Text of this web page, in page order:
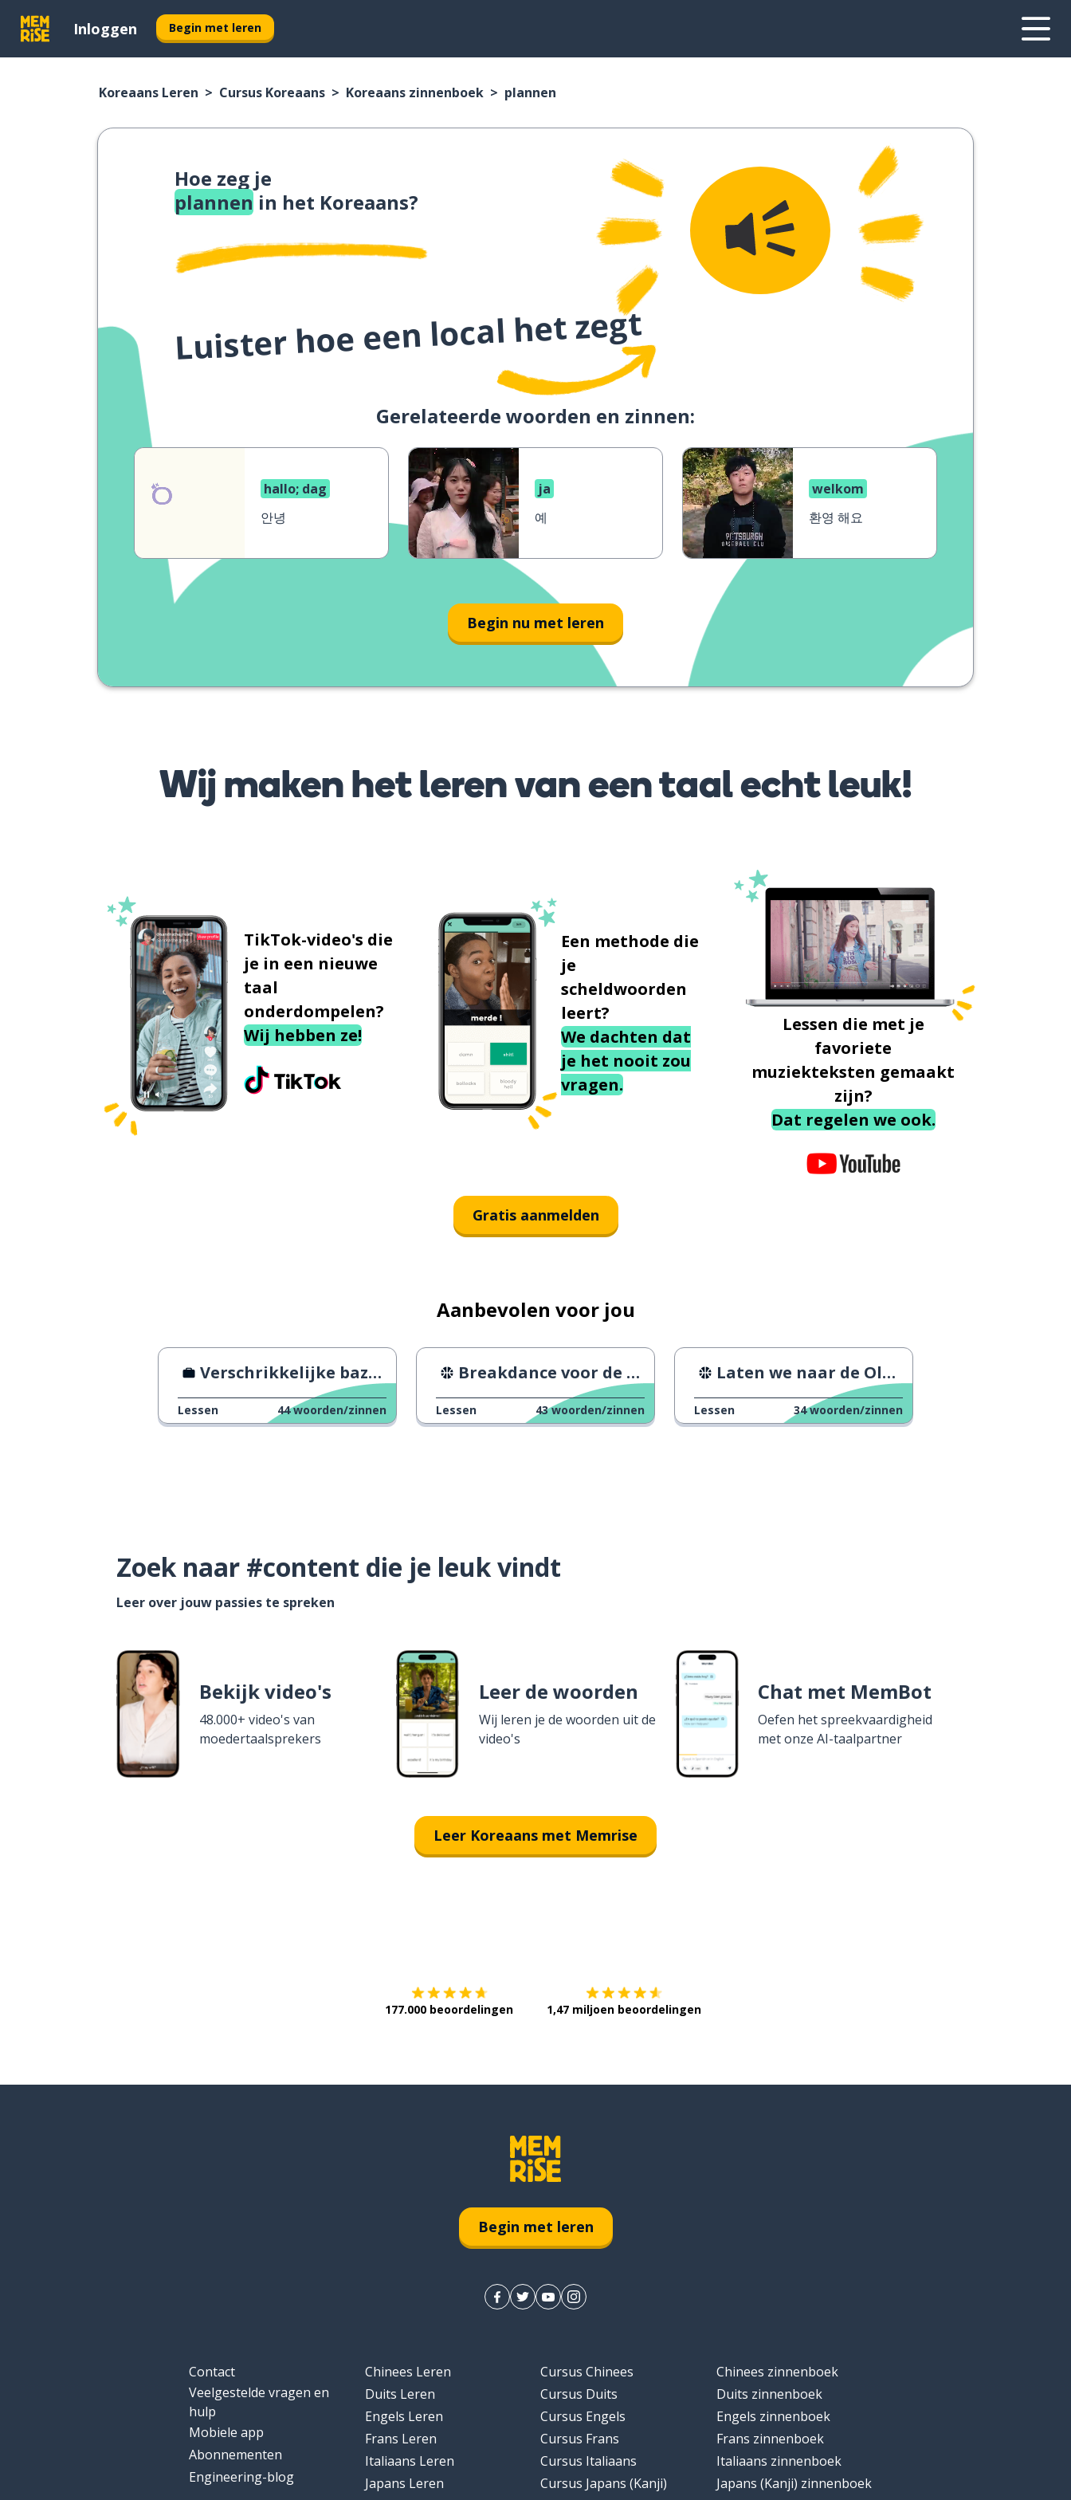
Inloggen Begin met leren
Koreaans Leren Cursus Koreaans Koreaans zinnenboek plannen
Hoe zeg je
plannen in het Koreaans?
Luister hoe een local het zegt
Gerelateerde woorden en zinnen:
hallo; dag
안녕
ja
예
welkom
환영 해요
Begin nu met leren
Wij maken het leren van een taal echt leuk!
TikTok-video's die
je in een nieuwe
taal
onderdompelen?
Wij hebben ze!
Een methode die
je
scheldwoorden
leert?
We dachten dat
je het nooit zou
vragen.
Lessen die met je
favoriete
muziekteksten gemaakt
zijn?
Dat regelen we ook.
Gratis aanmelden
Aanbevolen voor jou
Verschrikkelijke bazen
Lessen 44 woorden/zinnen
Breakdance voor de Olympische Spelen
Lessen 43 woorden/zinnen
Laten we naar de Olympische Spelen in Parijs gaan
Lessen 34 woorden/zinnen
Zoek naar #content die je leuk vindt
Leer over jouw passies te spreken
Bekijk video's
48.000+ video's van
moedertaalsprekers
Leer de woorden
Wij leren je de woorden uit de
video's
Chat met MemBot
Oefen het spreekvaardigheid
met onze AI-taalpartner
Leer Koreaans met Memrise
177.000 beoordelingen 1,47 miljoen beoordelingen
Begin met leren
Contact
Veelgestelde vragen en
hulp
Mobiele app
Abonnementen
Engineering-blog
Chinees Leren
Duits Leren
Engels Leren
Frans Leren
Italiaans Leren
Japans Leren
Cursus Chinees
Cursus Duits
Cursus Engels
Cursus Frans
Cursus Italiaans
Cursus Japans (Kanji)
Chinees zinnenboek
Duits zinnenboek
Engels zinnenboek
Frans zinnenboek
Italiaans zinnenboek
Japans (Kanji) zinnenboek